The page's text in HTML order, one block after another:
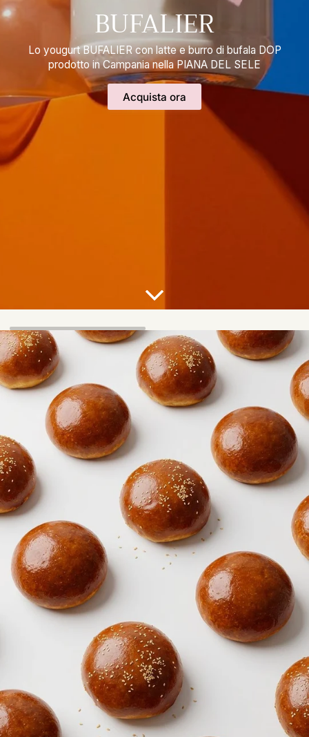
BUFALIER
Lo yougurt BUFALIER con latte e burro di bufala DOP
prodotto in Campania nella PIANA DEL SELE
Acquista ora